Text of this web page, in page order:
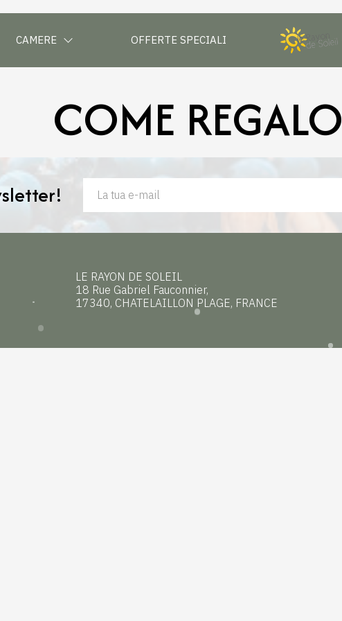
CAMERE OFFERTE SPECIALI
COME REGALO
LE RAYON DE SOLEIL
18 Rue Gabriel Fauconnier,
17340, CHATELAILLON PLAGE, FRANCE